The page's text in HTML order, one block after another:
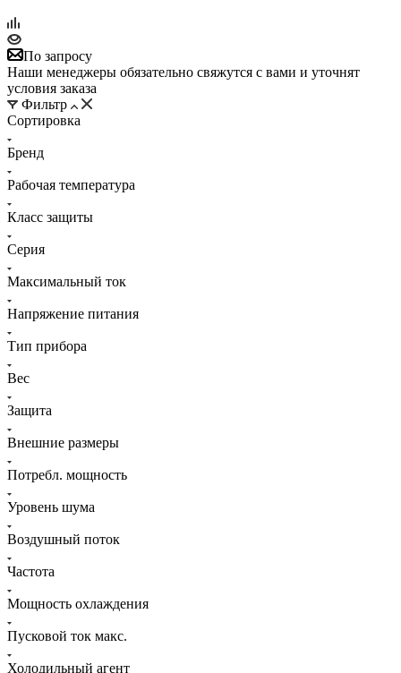
По запросу
Наши менеджеры обязательно свяжутся с вами и уточнят
условия заказа
Фильтр
Сортировка
Бренд
Рабочая температура
Класс защиты
Серия
Максимальный ток
Напряжение питания
Тип прибора
Вес
Защита
Внешние размеры
Потребл. мощность
Уровень шума
Воздушный поток
Частота
Мощность охлаждения
Пусковой ток макс.
Холодильный агент